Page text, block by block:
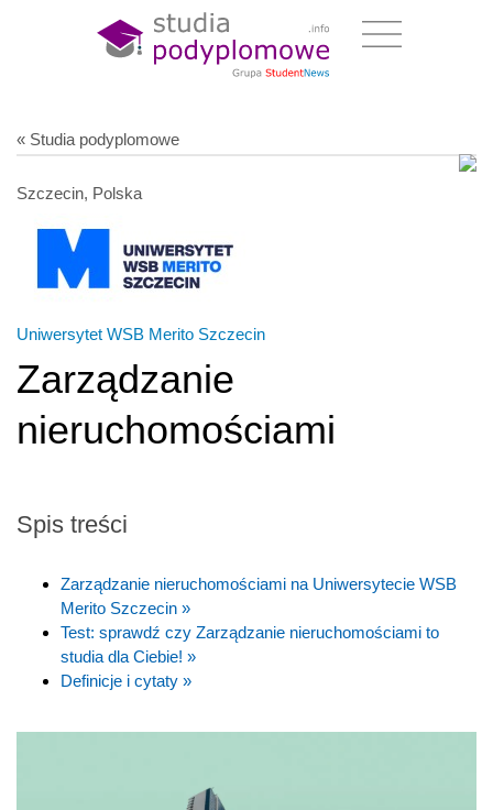
« Studia podyplomowe
Szczecin, Polska
Uniwersytet WSB Merito Szczecin
Zarządzanie
nieruchomościami
Spis treści
Zarządzanie nieruchomościami na Uniwersytecie WSB
Merito Szczecin »
Test: sprawdź czy Zarządzanie nieruchomościami to
studia dla Ciebie! »
Definicje i cytaty »